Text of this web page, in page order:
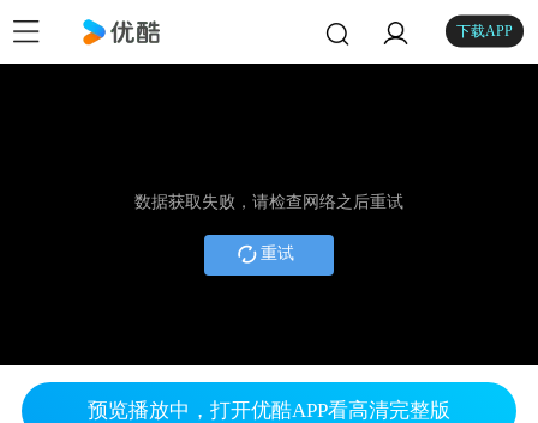
下载APP
数据获取失败，请检查网络之后重试
重试
预览播放中，打开优酷APP看高清完整版